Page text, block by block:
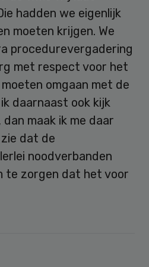
hadden we eigenlijk
moeten krijgen. We
procedurevergadering
met respect voor het
omgaan met de
daarnaast ook kijk
maak ik me daar
dat de
noodverbanden
te zorgen dat het voor